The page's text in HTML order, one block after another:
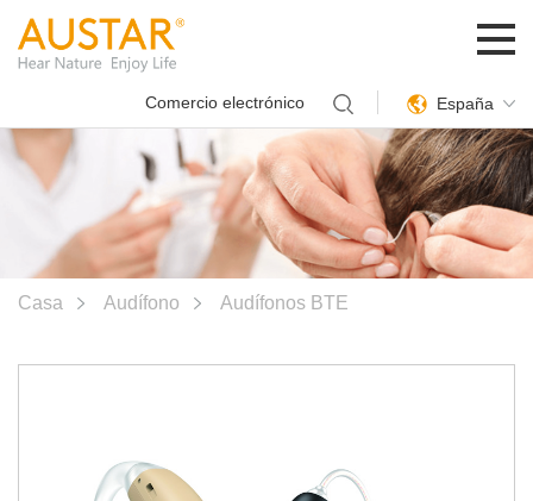
Comercio electrónico España
Casa Audífono Audífonos BTE